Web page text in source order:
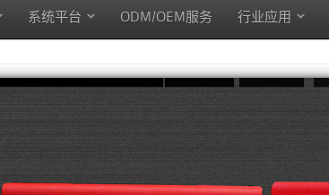
系统平台 ODM/OEM服务 行业应用